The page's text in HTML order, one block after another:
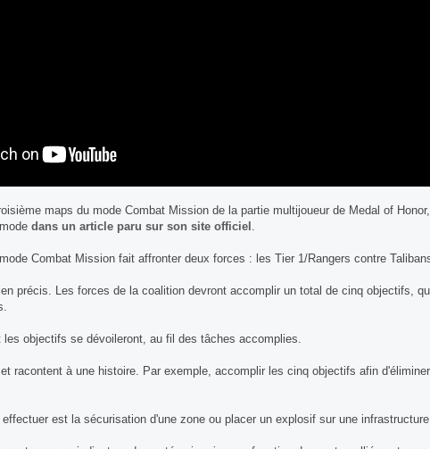
maps du mode Combat Mission de la partie multijoueur de Medal of
dans un article paru sur son site officiel
Combat Mission fait affronter deux forces : les Tier 1/Rangers contre
précis. Les forces de la coalition devront accomplir un total de cinq objectifs,
les objectifs se dévoileront, au fil des tâches accomplies.
racontent à une histoire. Par exemple, accomplir les cinq objectifs afin
effectuer est la sécurisation d'une zone ou placer un explosif sur une infrastructure